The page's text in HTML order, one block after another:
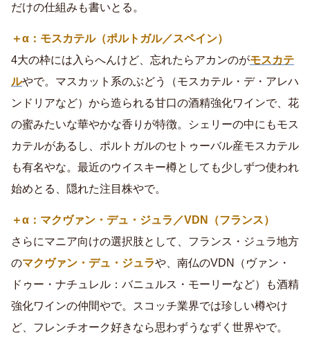
だけの仕組みも書いとる。
＋α：モスカテル（ポルトガル／スペイン）
4大の枠には入らへんけど、忘れたらアカンのがモスカテ
ルやで。マスカット系のぶどう（モスカテル・デ・アレハ
ンドリアなど）から造られる甘口の酒精強化ワインで、花
の蜜みたいな華やかな香りが特徴。シェリーの中にもモス
カテルがあるし、ポルトガルのセトゥーバル産モスカテル
も有名やな。最近のウイスキー樽としても少しずつ使われ
始めとる、隠れた注目株やで。
＋α：マクヴァン・デュ・ジュラ／VDN（フランス）
さらにマニア向けの選択肢として、フランス・ジュラ地方
のマクヴァン・デュ・ジュラや、南仏のVDN（ヴァン・
ドゥー・ナチュレル：バニュルス・モーリーなど）も酒精
強化ワインの仲間やで。スコッチ業界では珍しい樽やけ
ど、フレンチオーク好きなら思わずうなずく世界やで。